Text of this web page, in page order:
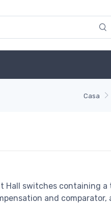
Casa
Hall switches containing
and comparator,